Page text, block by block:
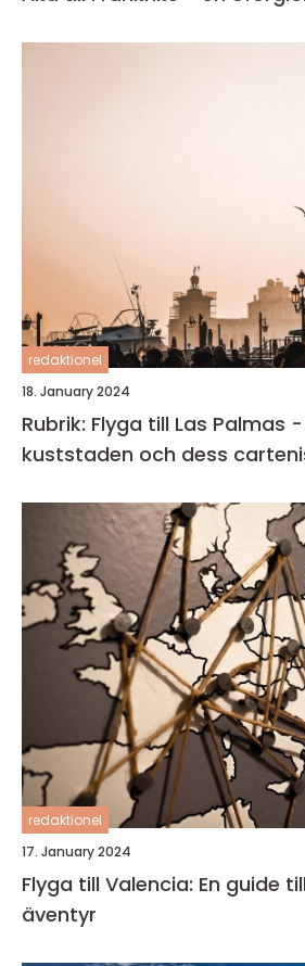
redaktionel
18. January 2024
Rubrik: Flyga till Las Palmas
kuststaden och dess
redaktionel
17. January 2024
Flyga till Valencia: En guide
äventyr